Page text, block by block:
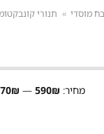
מוסדי » תנורי
מחיר: 590₪
—